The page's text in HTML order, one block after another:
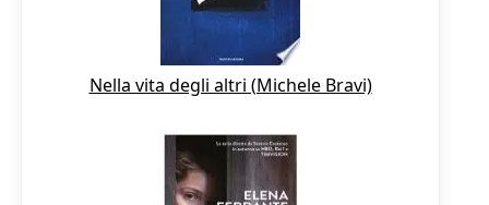
Nella vita degli altri (Michele Bravi)